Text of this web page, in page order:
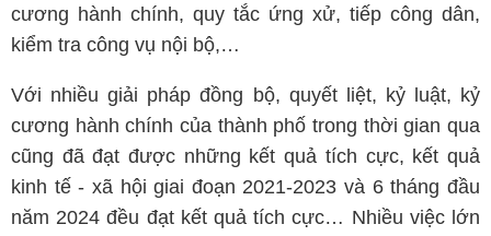
cương hành chính, quy tắc ứng xử, tiếp công dân,
kiểm tra công vụ nội bộ,…
Với nhiều giải pháp đồng bộ, quyết liệt, kỷ luật, kỷ
cương hành chính của thành phố trong thời gian qua
cũng đã đạt được những kết quả tích cực, kết quả
kinh tế - xã hội giai đoạn 2021-2023 và 6 tháng đầu
năm 2024 đều đạt kết quả tích cực… Nhiều việc lớn